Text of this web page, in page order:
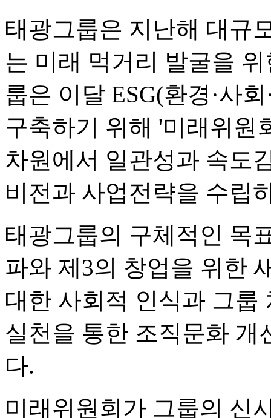
태광그룹은 지난해 대규
는 미래 먹거리 발굴을
룹은 이달 ESG(환경·사
구축하기 위해 '미래위원
차원에서 일관성과 속도
비전과 사업전략을 수립
태광그룹의 구체적인 목
파와 제3의 창업을 위한
대한 사회적 인식과 그룹
실천을 통한 조직문화 개
다.
미래위원회가 그룹의 신